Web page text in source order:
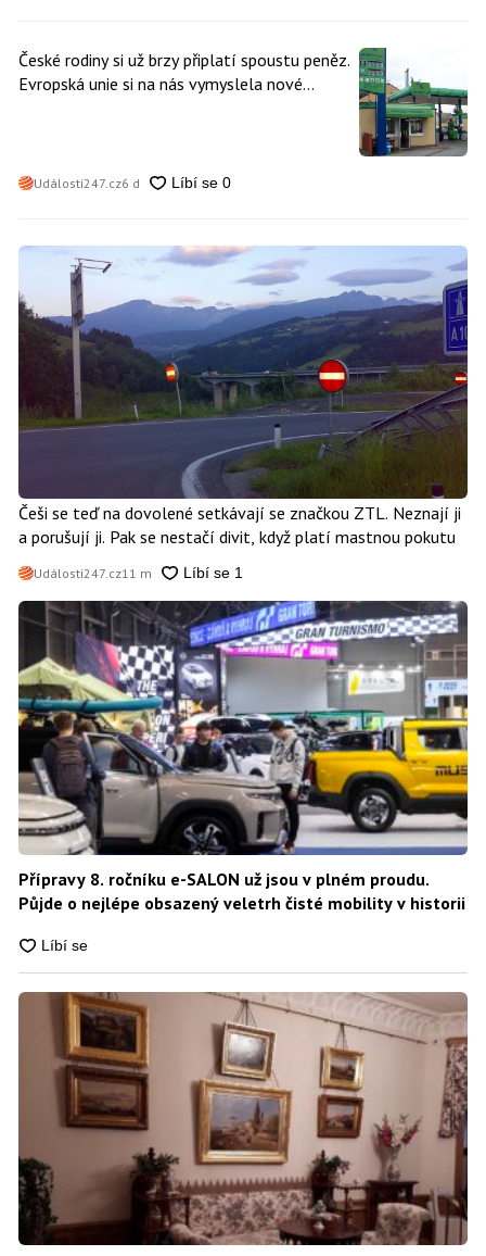
České rodiny si už brzy připlatí spoustu peněz.
Evropská unie si na nás vymyslela nové
Události247.cz6 d
Češi se teď na dovolené setkávají se značkou ZTL. Neznají ji
a porušují ji. Pak se nestačí divit, když platí mastnou pokutu
Události247.cz11 m
Přípravy 8. ročníku e-SALON už jsou v plném proudu.
Půjde o nejlépe obsazený veletrh čisté mobility v historii